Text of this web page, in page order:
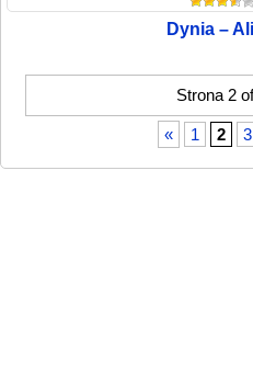
Dynia –
Strona 2
« 1 2 3